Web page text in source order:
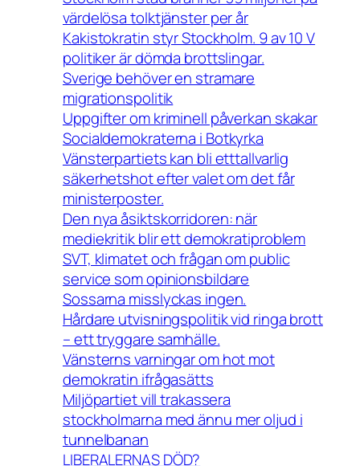
värdelösa tolktjänster per år
Kakistokratin styr Stockholm. 9 av 10 V
politiker är dömda brottslingar.
Sverige behöver en stramare
migrationspolitik
Uppgifter om kriminell påverkan skakar
Socialdemokraterna i Botkyrka
Vänsterpartiets kan bli etttallvarlig
säkerhetshot efter valet om det får
ministerposter.
Den nya åsiktskorridoren: när
mediekritik blir ett demokratiproblem
SVT, klimatet och frågan om public
service som opinionsbildare
Sossarna misslyckas ingen.
Hårdare utvisningspolitik vid ringa brott
– ett tryggare samhälle.
Vänsterns varningar om hot mot
demokratin ifrågasätts
Miljöpartiet vill trakassera
stockholmarna med ännu mer oljud i
tunnelbanan
LIBERALERNAS DÖD?